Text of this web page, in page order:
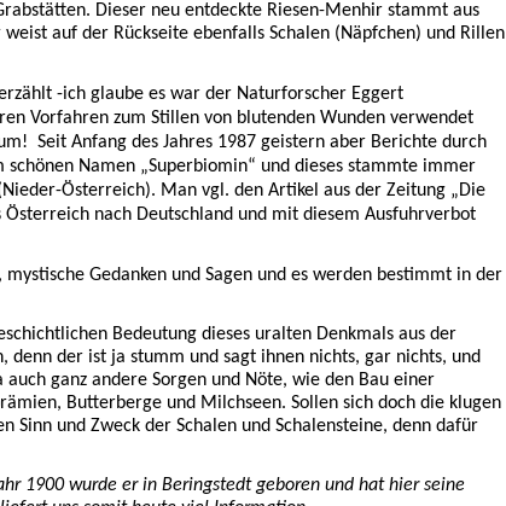
Dieser neu entdeckte Riesen-Menhir stammt aus
auf der Rückseite ebenfalls Schalen (Näpfchen) und Rillen
-ich glaube es war der Naturforscher Eggert
Vorfahren zum Stillen von blutenden Wunden verwendet
Seit Anfang des Jahres 1987 geistern aber Berichte durch
Namen „Superbiomin“ und dieses stammte immer
Österreich). Man vgl. den Artikel aus der Zeitung „Die
nach Deutschland und mit diesem Ausfuhrverbot
Gedanken und Sagen und es werden bestimmt in der
Bedeutung dieses uralten Denkmals aus der
der ist ja stumm und sagt ihnen nichts, gar nichts, und
ganz andere Sorgen und Nöte, wie den Bau einer
Butterberge und Milchseen. Sollen sich doch die klugen
und Zweck der Schalen und Schalensteine, denn dafür
1900 wurde er in Beringstedt geboren und hat hier seine